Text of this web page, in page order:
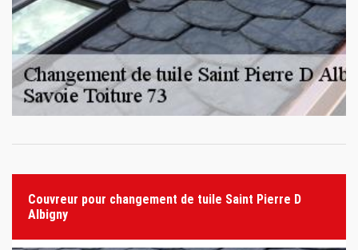
Couvreur pour changement de tuile Saint Pierre D
Albigny